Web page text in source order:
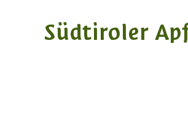
Südtiroler